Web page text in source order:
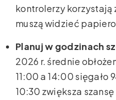
kontrolerzy korzystają
muszą widzieć
Planuj w godzinach
2026 r. średnie
11:00 a 14:00 sięgało
10:30 zwiększa